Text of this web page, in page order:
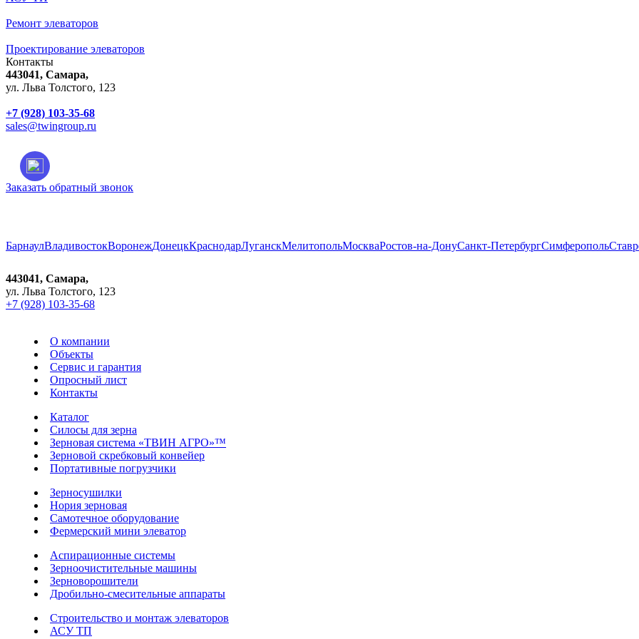
Ремонт элеваторов
Проектирование элеваторов
Контакты
443041, Самара,
ул. Льва Толстого, 123
+7 (928) 103-35-68
sales@twingroup.ru
Заказать обратный звонок
БарнаулВладивостокВоронежДонецкКраснодарЛуганскМелитопольМоскваРостов-на-ДонуСанкт-ПетербургСимферополь
443041, Самара,
ул. Льва Толстого, 123
+7 (928) 103-35-68
О компании
Объекты
Сервис и гарантия
Опросный лист
Контакты
Каталог
Силосы для зерна
Зерновая система «ТВИН АГРО»™
Зерновой скребковый конвейер
Портативные погрузчики
Зерносушилки
Нория зерновая
Самотечное оборудование
Фермерский мини элеватор
Аспирационные системы
Зерноочистительные машины
Зерноворошители
Дробильно-смесительные аппараты
Строительство и монтаж элеваторов
АСУ ТП